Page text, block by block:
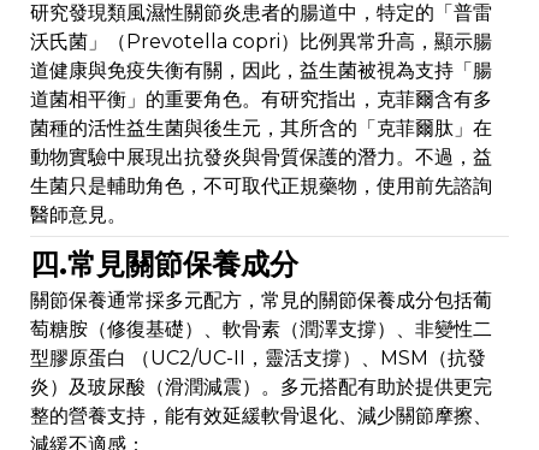
研究發現類風濕性關節炎患者的腸道中，特定的「普雷
沃氏菌」（Prevotella copri）比例異常升高，顯示腸
道健康與免疫失衡有關，因此，益生菌被視為支持「腸
道菌相平衡」的重要角色。有研究指出，克菲爾含有多
菌種的活性益生菌與後生元，其所含的「克菲爾肽」在
動物實驗中展現出抗發炎與骨質保護的潛力。不過，益
生菌只是輔助角色，不可取代正規藥物，使用前先諮詢
醫師意見。
四.常見關節保養成分
關節保養通常採多元配方，常見的關節保養成分包括葡
萄糖胺（修復基礎）、軟骨素（潤澤支撐）、非變性二
型膠原蛋白 （UC2/UC-II，靈活支撐）、MSM（抗發
炎）及玻尿酸（滑潤減震）。多元搭配有助於提供更完
整的營養支持，能有效延緩軟骨退化、減少關節摩擦、
減緩不適感：